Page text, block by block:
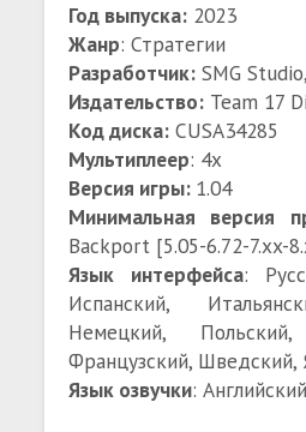
Год выпуска: 2023
Жанр: Стратегии
Разработчик: SMG
Издательство: Team 17
Код диска: CUSA34285
Мультиплеер: 4x
Версия игры: 1.04
Минимальная версия
Backport [5.05-6.72-7.xx-
Язык интерфейса:
Испанский,
Немецкий, Польский,
Французский, Шведский,
Язык озвучки: Английский